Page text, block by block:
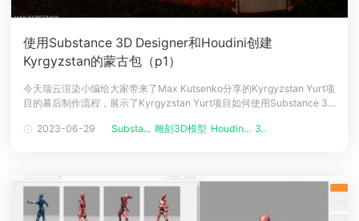
使用Substance 3D Designer和Houdini创建
Kyrgyzstan的蒙古包（p1）
今天瑞云渲染小编给大家带来了Max Kutsenko分享的Kyrgyzstan Yurt项
目的幕后制作流程，展示了Kyrgyzstan Yurt项目如何使用Substance 3D
好，我的名字是 Max Kutsenko，我是一位来自爱沙尼亚小国的纹理艺术
2023-06-29 Substa... 雕刻3D模型 Houdin... 3D场景建模...